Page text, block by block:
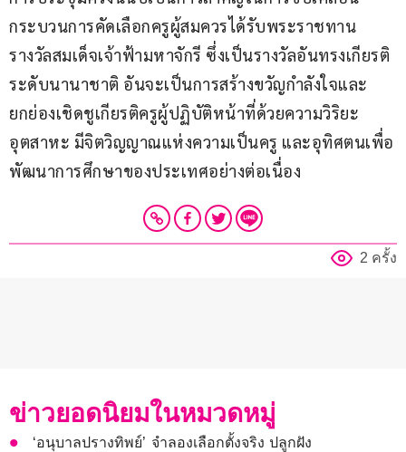
กระบวนการคัดเลือกครูผู้สมควรได้รับพระราชทาน
รางวัลสมเด็จเจ้าฟ้ามหาจักรี ซึ่งเป็นรางวัลอันทรงเกียรติ
ระดับนานาชาติ อันจะเป็นการสร้างขวัญกำลังใจและ
ยกย่องเชิดชูเกียรติครูผู้ปฏิบัติหน้าที่ด้วยความวิริยะ
อุตสาหะ มีจิตวิญญาณแห่งความเป็นครู และอุทิศตนเพื่อ
พัฒนาการศึกษาของประเทศอย่างต่อเนื่อง
2 ครั้ง
ข่าวยอดนิยมในหมวดหมู่
‘อนุบาลปรางทิพย์’ จำลองเลือกตั้งจริง ปลูกฝัง